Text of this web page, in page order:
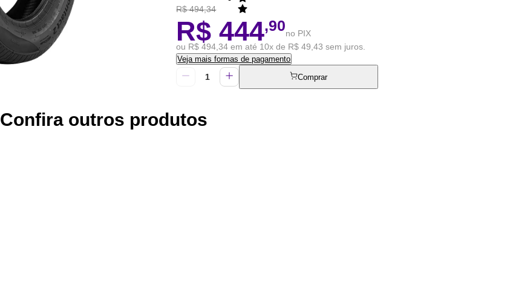
R$ 494,34
R$ 444,90no PIX
ou R$ 494,34 em até 10x de R$ 49,43 sem juros.
Veja mais formas de pagamento
Comprar
Confira outros produtos